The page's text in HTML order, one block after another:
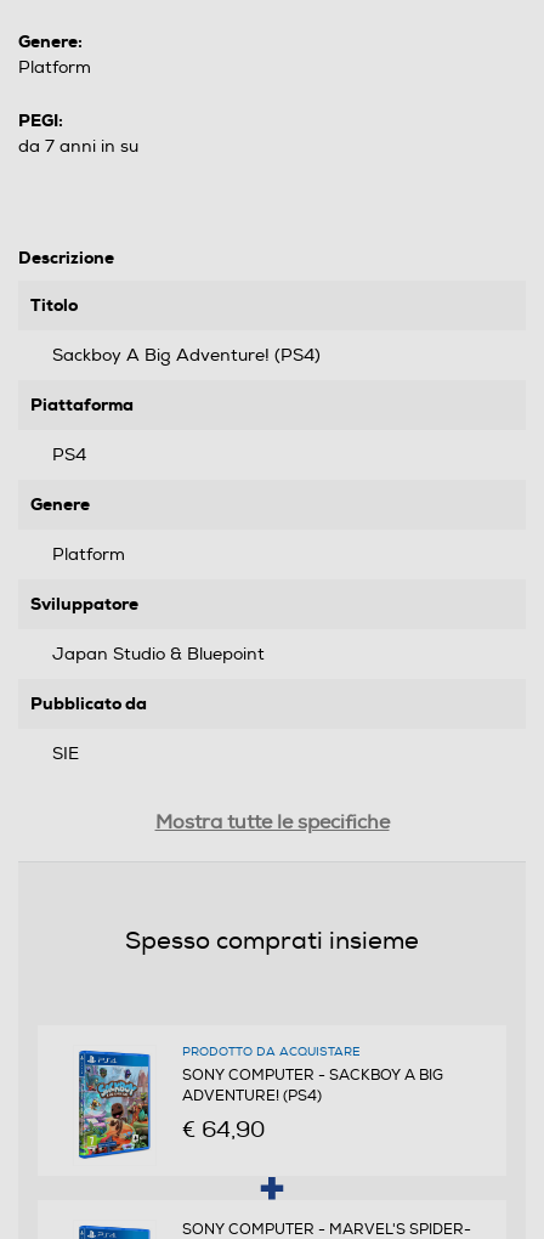
Genere:
Platform
PEGI:
da 7 anni in su
Descrizione
Titolo
Sackboy A Big Adventure! (PS4)
Piattaforma
PS4
Genere
Platform
Sviluppatore
Japan Studio & Bluepoint
Pubblicato da
SIE
12/11/2020
da 7 anni in su
Multigiocatore
Mostra tutte le specifiche
Spesso comprati insieme
PRODOTTO DA ACQUISTARE
SONY COMPUTER - SACKBOY A BIG
ADVENTURE! (PS4)
€ 64,90
SONY COMPUTER - MARVEL'S SPIDER-